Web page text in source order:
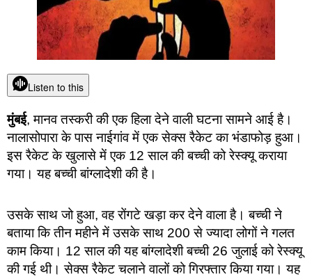
Listen to this
मुंबई, मानव तस्करी की एक हिला देने वाली घटना सामने आई है।
नालासोपारा के पास नाईगांव में एक सेक्स रैकेट का भंडाफोड़ हुआ।
इस रैकेट के खुलासे में एक 12 साल की बच्ची को रेस्क्यू कराया
गया। यह बच्ची बांग्लादेशी की है।
उसके साथ जो हुआ, वह रोंगटे खड़ा कर देने वाला है। बच्ची ने
बताया कि तीन महीने में उसके साथ 200 से ज्यादा लोगों ने गलत
काम किया। 12 साल की यह बांग्लादेशी बच्ची 26 जुलाई को रेस्क्यू
की गई थी। सेक्स रैकेट चलाने वालों को गिरफ्तार किया गया। यह